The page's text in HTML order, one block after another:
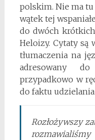
polskim. Nie ma
wątek tej
do dwóch
Heloizy. Cytaty są
tłumaczenia na
adresowany
przypadkowo w
do faktu
Rozłożywszy